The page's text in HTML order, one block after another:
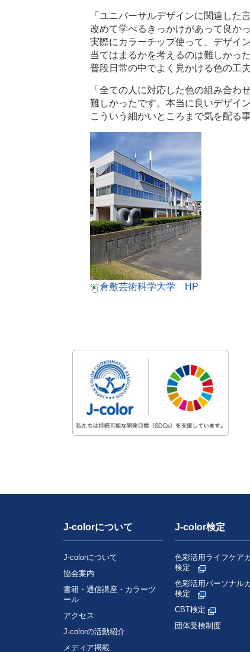
「ユニバーサルデザインに関連した
改めて学べるきっかけがあって良かっ
実際にカラーチップ使って、デザイ
当てはまるかを考えるのは難しかった
普段日常の中でよく見かける色の工
「全ての人に対応した色の組み合わ
難しかったです。本当に良いデザイン
こういう細かいところまで気を配る
倉敷芸術科学大学 HP
J-colorについて
J-colorについて
協会案内
書籍・通信講座・カラーツ
ール
アクセス
J-colorの活動紹介
メディア掲載
J-color検定
色彩活用ライフケア
検定
色彩活用パーソナル
検定
CBT検定
団体受検制度